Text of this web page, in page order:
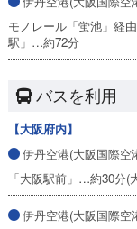
モノレール「蛍池」経
駅」…約72分
バスを利用
【大阪府内】
伊丹空港(大阪国際空
「大阪駅前」…約30分(
伊丹空港(大阪国際空